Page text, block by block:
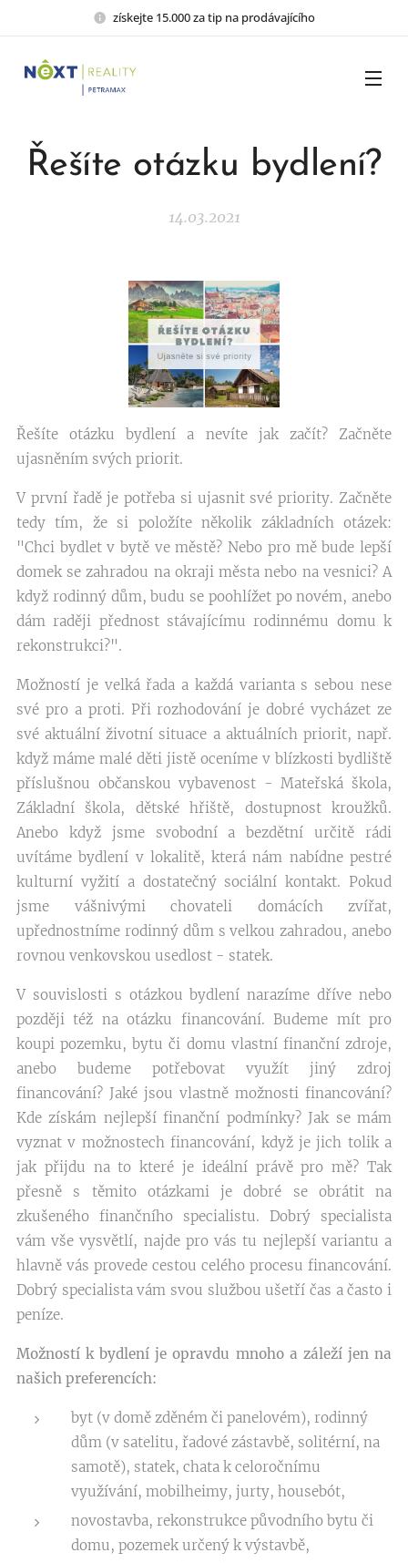
získejte 15.000 za tip na prodávajícího
Řešíte otázku bydlení?
14.03.2021
Řešíte otázku bydlení a nevíte jak začít? Začněte
ujasněním svých priorit.
V první řadě je potřeba si ujasnit své priority. Začněte
tedy tím, že si položíte několik základních otázek:
"Chci bydlet v bytě ve městě? Nebo pro mě bude lepší
domek se zahradou na okraji města nebo na vesnici? A
když rodinný dům, budu se poohlížet po novém, anebo
dám raději přednost stávajícímu rodinnému domu k
rekonstrukci?".
Možností je velká řada a každá varianta s sebou nese
své pro a proti. Při rozhodování je dobré vycházet ze
své aktuální životní situace a aktuálních priorit, např.
když máme malé děti jistě oceníme v blízkosti bydliště
příslušnou občanskou vybavenost - Mateřská škola,
Základní škola, dětské hřiště, dostupnost kroužků.
Anebo když jsme svobodní a bezdětní určitě rádi
uvítáme bydlení v lokalitě, která nám nabídne pestré
kulturní vyžití a dostatečný sociální kontakt. Pokud
jsme vášnivými chovateli domácích zvířat,
upřednostníme rodinný dům s velkou zahradou, anebo
rovnou venkovskou usedlost - statek.
V souvislosti s otázkou bydlení narazíme dříve nebo
později též na otázku financování. Budeme mít pro
koupi pozemku, bytu či domu vlastní finanční zdroje,
anebo budeme potřebovat využít jiný zdroj
financování? Jaké jsou vlastně možnosti financování?
Kde získám nejlepší finanční podmínky? Jak se mám
vyznat v možnostech financování, když je jich tolik a
jak přijdu na to které je ideální právě pro mě? Tak
přesně s těmito otázkami je dobré se obrátit na
zkušeného finančního specialistu. Dobrý specialista
vám vše vysvětlí, najde pro vás tu nejlepší variantu a
hlavně vás provede cestou celého procesu financování.
Dobrý specialista vám svou službou ušetří čas a často i
peníze.
Možností k bydlení je opravdu mnoho a záleží jen na
našich preferencích:
byt (v domě zděném či panelovém), rodinný
dům (v satelitu, řadové zástavbě, solitérní, na
samotě), statek, chata k celoročnímu
využívání, mobilheimy, jurty, housebót,
novostavba, rekonstrukce původního bytu či
domu, pozemek určený k výstavbě,